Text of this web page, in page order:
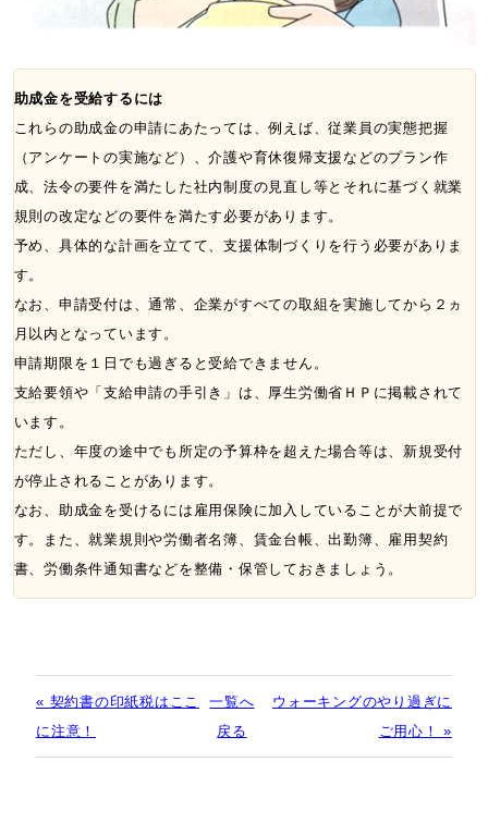
助成金を受給するには
これらの助成金の申請にあたっては、例えば、従業員の実態把握
（アンケートの実施など）、介護や育休復帰支援などのプラン作
成、法令の要件を満たした社内制度の見直し等とそれに基づく就業
規則の改定などの要件を満たす必要があります。
予め、具体的な計画を立てて、支援体制づくりを行う必要がありま
す。
なお、申請受付は、通常、企業がすべての取組を実施してから２ヵ
月以内となっています。
申請期限を１日でも過ぎると受給できません。
支給要領や「支給申請の手引き」は、厚生労働省ＨＰに掲載されて
います。
ただし、年度の途中でも所定の予算枠を超えた場合等は、新規受付
が停止されることがあります。
なお、助成金を受けるには雇用保険に加入していることが大前提で
す。また、就業規則や労働者名簿、賃金台帳、出勤簿、雇用契約
書、労働条件通知書などを整備・保管しておきましょう。
« 契約書の印紙税はここ
に注意！
一覧へ
戻る
ウォーキングのやり過ぎに
ご用心！ »